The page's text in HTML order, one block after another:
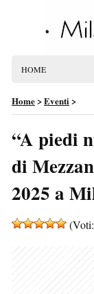
HOME
Home>Eventi>
“A piedi
di
2025 a
(Voti: